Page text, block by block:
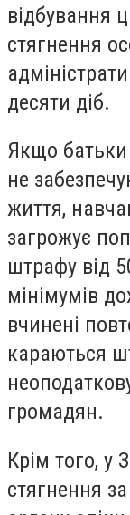
відбування
стягнення
десяти діб.
Якщо батьки
не
життя,
загрожує
штрафу від
мінімумів
вчинені
караються
громадян.
Крім того, у
стягнення